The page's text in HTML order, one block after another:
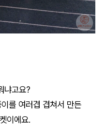
냐고요?
를 여러겹 겹쳐서 만든
이에요.